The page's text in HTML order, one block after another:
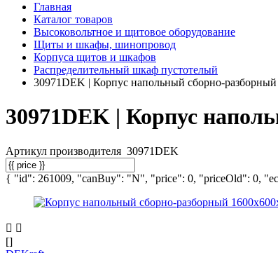
Главная
Каталог товаров
Высоковольтное и щитовое оборудование
Щиты и шкафы, шинопровод
Корпуса щитов и шкафов
Распределительный шкаф пустотелый
30971DEK | Корпус напольный сборно-
30971DEK | Корпус
Артикул производителя 30971DEK
{ "id": 261009, "canBuy": "N", "price": 0, "priceOld": 0,
[]